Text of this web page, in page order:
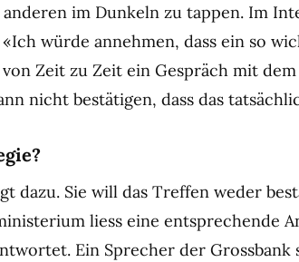
im Dunkeln zu tappen. Im
würde annehmen, dass ein so
Zeit zu Zeit ein Gespräch mit
nicht bestätigen, dass das
dazu. Sie will das Treffen weder
liess eine entsprechende
Ein Sprecher der